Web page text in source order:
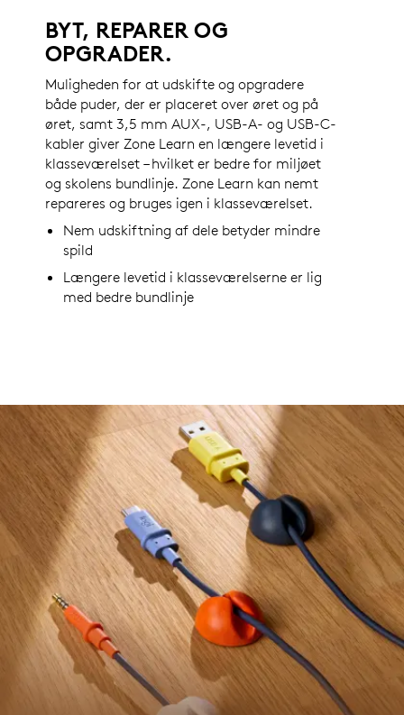
BYT, REPARER OG
OPGRADER.
Muligheden for at udskifte og opgradere
både puder, der er placeret over øret og på
øret, samt 3,5 mm AUX-, USB-A- og USB-C-
kabler giver Zone Learn en længere levetid i
klasseværelset – hvilket er bedre for miljøet
og skolens bundlinje. Zone Learn kan nemt
repareres og bruges igen i klasseværelset.
Nem udskiftning af dele betyder mindre
spild
Længere levetid i klasseværelserne er lig
med bedre bundlinje